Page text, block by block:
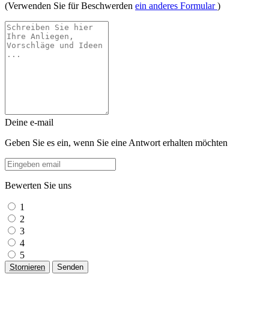
(Verwenden Sie für Beschwerden ein anderes Formular)
Deine e-mail
Geben Sie es ein, wenn Sie eine Antwort erhalten möchten
Bewerten Sie uns
1
2
3
4
5
Stornieren Senden